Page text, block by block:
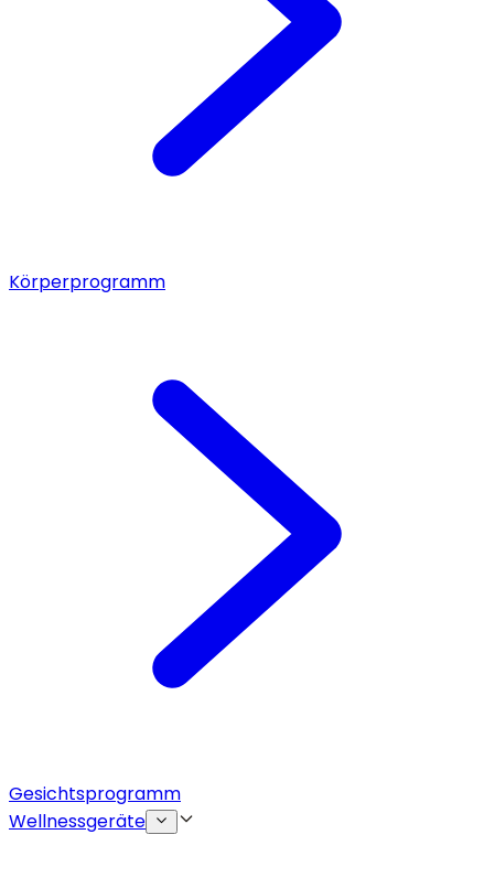
Körperprogramm
Gesichtsprogramm
Wellnessgeräte